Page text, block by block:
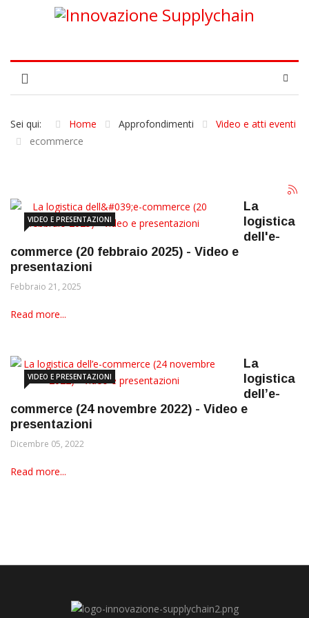
Sei qui: Home Approfondimenti
Video e atti eventi
ecommerce
VIDEO E PRESENTAZIONI
La
logistica
dell'e-
commerce (20 febbraio 2025) - Video e
presentazioni
Febbraio 21, 2025
Read more...
VIDEO E PRESENTAZIONI
La
logistica
dell’e-
commerce (24 novembre 2022) - Video e
presentazioni
Dicembre 05, 2022
Read more...